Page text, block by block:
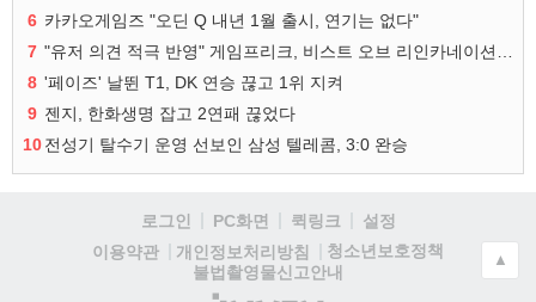
6 카카오게임즈 "오딘 Q 내년 1월 출시, 연기는 없다"
7
8 '페이즈' 날뛴 T1, DK 연승 끊고 1위 지켜
9 젠지, 한화생명 잡고 2연패 끊었다
10전성기 탈수기 운영 선보인 삼성 텔레콤, 3:0 완승
로그인 PC화면 퀵링크
설정
이용약관
개인정보처리방침
청소년보호정책
불법촬영물신고안내
▲